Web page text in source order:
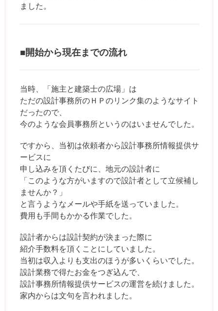
ました。
■開始から現在までの流れ
当時、「施主と建築士の広場」は
ただの設計事務所のＨＰのリンク集のようなサイト
だったので、
今のような会員事務所というのはいませんでした。
ですから、当初は依頼者から設計事務所情報提供サ
ービスに
申し込みを頂くたびに、地元の設計者に
「このような方がいますので設計者として立候補し
ませんか？」
と言うようなメールや手紙を送っていました。
費用も手間もかかる作業でした。
設計者からは設計契約が決まった際に
紹介手数料を頂くことにしていました。
当初は収入よりも支出のほうが多いくらいでした。
設計業務で得たお金をつぎ込んで、
設計事務所情報提供サービスの運営を続けました。
家内からは文句を言われました。